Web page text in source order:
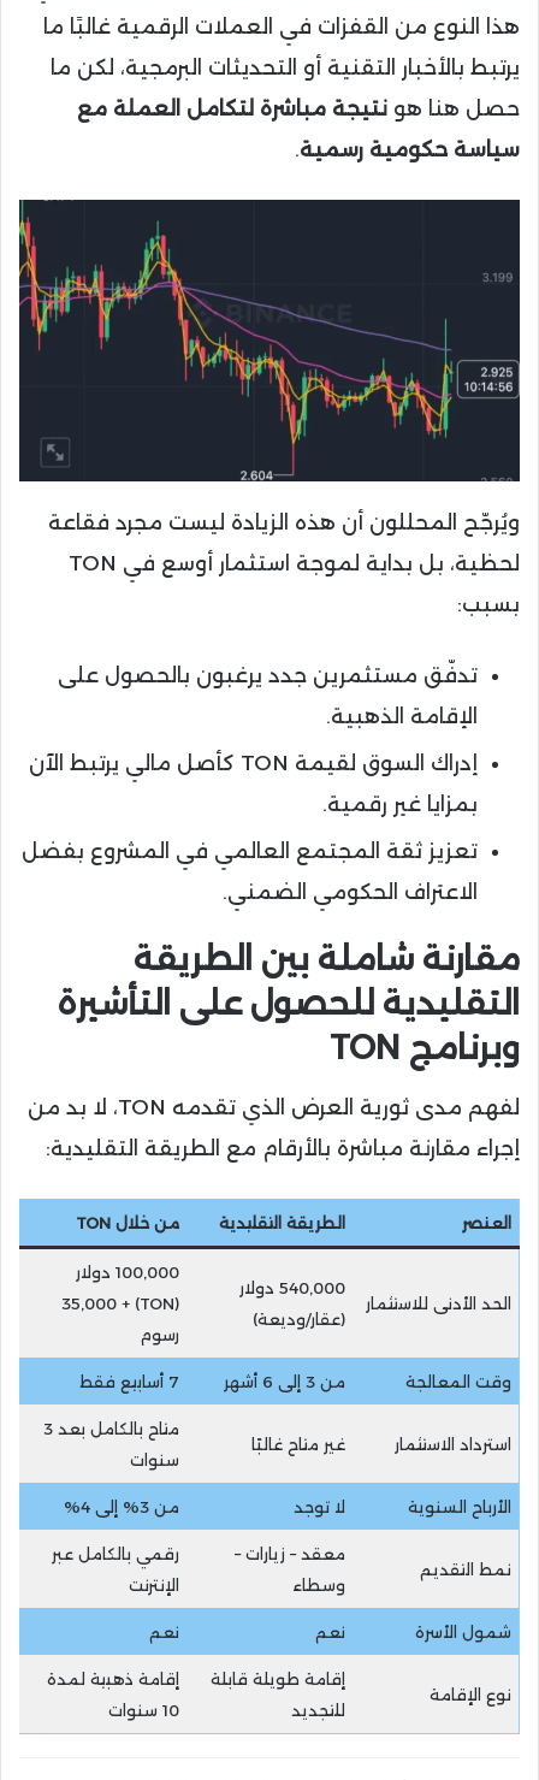
هذا النوع من القفزات في العملات الرقمية غالبًا ما
يرتبط بالأخبار التقنية أو التحديثات البرمجية، لكن ما
حصل هنا هو نتيجة مباشرة لتكامل العملة مع
سياسة حكومية رسمية.
ويُرجّح المحللون أن هذه الزيادة ليست مجرد فقاعة
لحظية، بل بداية لموجة استثمار أوسع في TON
بسبب:
تدفّق مستثمرين جدد يرغبون بالحصول على
الإقامة الذهبية.
إدراك السوق لقيمة TON كأصل مالي يرتبط الآن
بمزايا غير رقمية.
تعزيز ثقة المجتمع العالمي في المشروع بفضل
الاعتراف الحكومي الضمني.
مقارنة شاملة بين الطريقة
التقليدية للحصول على التأشيرة
وبرنامج TON
لفهم مدى ثورية العرض الذي تقدمه TON، لا بد من
إجراء مقارنة مباشرة بالأرقام مع الطريقة التقليدية:
العنصر الطريقة التقليدية من خلال TON
الحد الأدنى للاستثمار
540,000 دولار
(عقار/وديعة)
100,000 دولار
(TON) + 35,000
رسوم
وقت المعالجة من 3 إلى 6 أشهر 7 أسابيع فقط
استرداد الاستثمار غير متاح غالبًا
متاح بالكامل بعد 3
سنوات
الأرباح السنوية لا توجد من 3% إلى 4%
نمط التقديم
معقد – زيارات –
وسطاء
رقمي بالكامل عبر
الإنترنت
شمول الأسرة نعم نعم
نوع الإقامة
إقامة طويلة قابلة
للتجديد
إقامة ذهبية لمدة
10 سنوات